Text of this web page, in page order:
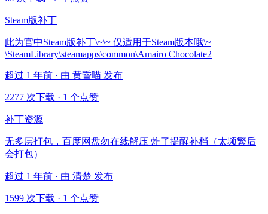
Steam版补丁
此为官中Steam版补丁\~\~ 仅适用于Steam版本哦\~
\SteamLibrary\steamapps\common\Amairo Chocolate2
超过 1 年前 · 由 黄昏喵 发布
2277 次下载 · 1 个点赞
补丁资源
无多层打包，百度网盘勿在线解压 炸了提醒补档（太频繁后
会打包）
超过 1 年前 · 由 清楚 发布
1599 次下载 · 1 个点赞